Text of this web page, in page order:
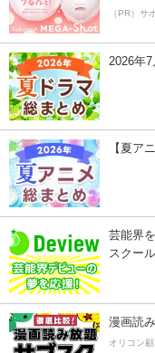
（PR）サ
2026年
【夏ア
芸能界
スクー
漫画読
オリコン